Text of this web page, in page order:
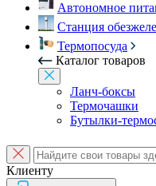
Автономное
Станция
Термопосуда
Каталог товаров
Ланч-боксы
Термочашки
Бутылки-
Клиенту